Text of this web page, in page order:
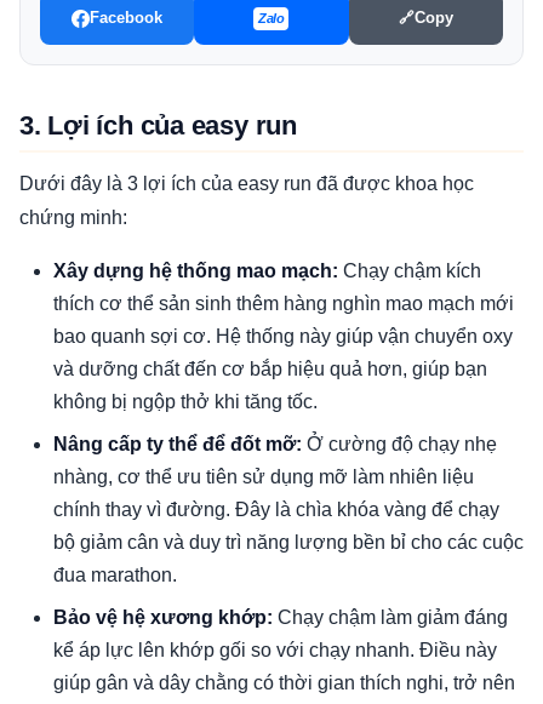
Facebook Zalo 🔗Copy
3. Lợi ích của easy run
Dưới đây là 3 lợi ích của easy run đã được khoa học
chứng minh:
Xây dựng hệ thống mao mạch: Chạy chậm kích
thích cơ thể sản sinh thêm hàng nghìn mao mạch mới
bao quanh sợi cơ. Hệ thống này giúp vận chuyển oxy
và dưỡng chất đến cơ bắp hiệu quả hơn, giúp bạn
không bị ngộp thở khi tăng tốc.
Nâng cấp ty thể để đốt mỡ: Ở cường độ chạy nhẹ
nhàng, cơ thể ưu tiên sử dụng mỡ làm nhiên liệu
chính thay vì đường. Đây là chìa khóa vàng để chạy
bộ giảm cân và duy trì năng lượng bền bỉ cho các cuộc
đua marathon.
Bảo vệ hệ xương khớp: Chạy chậm làm giảm đáng
kể áp lực lên khớp gối so với chạy nhanh. Điều này
giúp gân và dây chằng có thời gian thích nghi, trở nên